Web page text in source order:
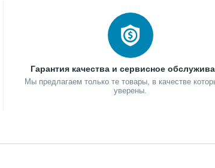
Гарантия качества и сервисное
Мы предлагаем только те товары, в качестве
уверены.